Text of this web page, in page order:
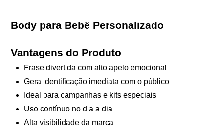
Body para Bebê Personalizado
Vantagens do Produto
Frase divertida com alto apelo emocional
Gera identificação imediata com o público
Ideal para campanhas e kits especiais
Uso contínuo no dia a dia
Alta visibilidade da marca